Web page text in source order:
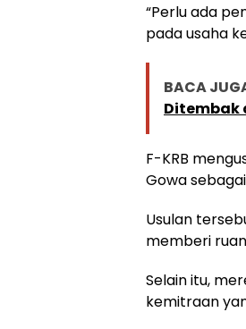
“Perlu ada
pada usaha
BACA
Ditembak
F-KRB
Gowa
Usulan
memberi
Selain itu,
kemitraan